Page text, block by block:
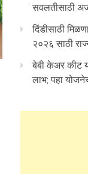
सवलतीसाठी
दिंडीसाठी
२०२६ साठी
बेबी केअर कीट
लाभ; पहा